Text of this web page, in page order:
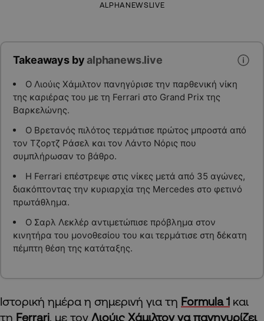
ALPHANEWSLIVE
Takeaways byalphanews.live
Ο Λιούις Χάμιλτον πανηγύρισε την παρθενική νίκη
της καριέρας του με τη Ferrari στο Grand Prix της
Βαρκελώνης.
Ο Βρετανός πιλότος τερμάτισε πρώτος μπροστά από
τον Τζορτζ Ράσελ και τον Λάντο Νόρις που
συμπλήρωσαν το βάθρο.
Η Ferrari επέστρεψε στις νίκες μετά από 35 αγώνες,
διακόπτοντας την κυριαρχία της Mercedes στο φετινό
πρωτάθλημα.
Ο Σαρλ Λεκλέρ αντιμετώπισε πρόβλημα στον
κινητήρα του μονοθεσίου του και τερμάτισε στη δέκατη
πέμπτη θέση της κατάταξης.
Ιστορική ημέρα η σημερινή για τη Formula 1 και
τη Ferrari, με τον Λιούις Χάμιλτοννα πανηγυρίζει